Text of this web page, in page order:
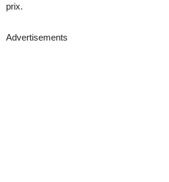
prix.
Advertisements